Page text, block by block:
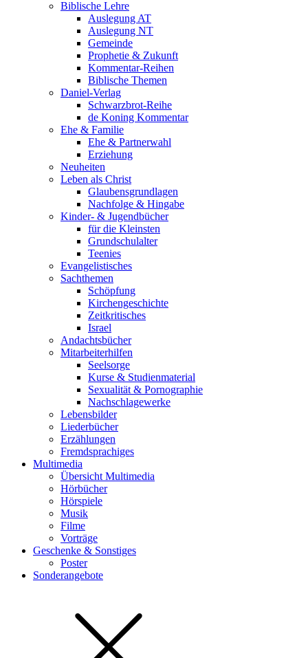
Biblische Lehre
Auslegung AT
Auslegung NT
Gemeinde
Prophetie & Zukunft
Kommentar-Reihen
Biblische Themen
Daniel-Verlag
Schwarzbrot-Reihe
de Koning Kommentar
Ehe & Familie
Ehe & Partnerwahl
Erziehung
Neuheiten
Leben als Christ
Glaubensgrundlagen
Nachfolge & Hingabe
Kinder- & Jugendbücher
für die Kleinsten
Grundschulalter
Teenies
Evangelistisches
Sachthemen
Schöpfung
Kirchengeschichte
Zeitkritisches
Israel
Andachtsbücher
Mitarbeiterhilfen
Seelsorge
Kurse & Studienmaterial
Sexualität & Pornographie
Nachschlagewerke
Lebensbilder
Liederbücher
Erzählungen
Fremdsprachiges
Multimedia
Übersicht Multimedia
Hörbücher
Hörspiele
Musik
Filme
Vorträge
Geschenke & Sonstiges
Poster
Sonderangebote